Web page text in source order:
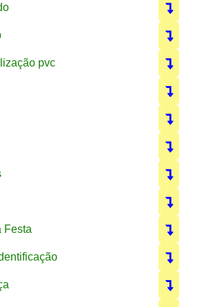
pvc
Festa